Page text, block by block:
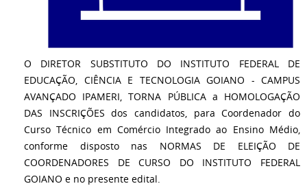
O DIRETOR SUBSTITUTO DO INSTITUTO FEDERAL DE
EDUCAÇÃO, CIÊNCIA E TECNOLOGIA GOIANO - CAMPUS
AVANÇADO IPAMERI, TORNA PÚBLICA a HOMOLOGAÇÃO
DAS INSCRIÇÕES dos candidatos, para Coordenador do
Curso Técnico em Comércio Integrado ao Ensino Médio,
conforme disposto nas NORMAS DE ELEIÇÃO DE
COORDENADORES DE CURSO DO INSTITUTO FEDERAL
GOIANO e no presente edital.